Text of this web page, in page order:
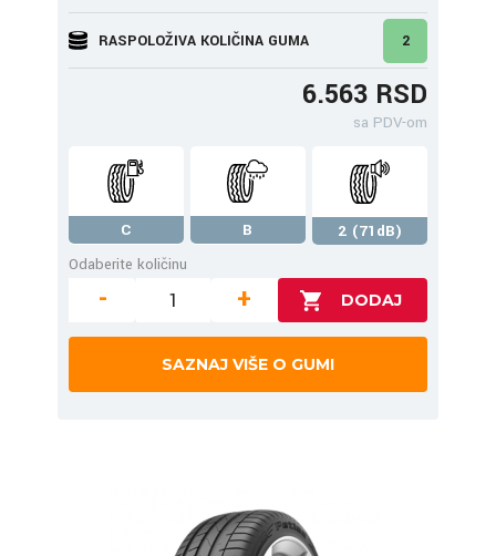
RASPOLOŽIVA KOLIČINA GUMA 2
6.563 RSD
sa PDV-om
C B
2 (71dB)
Odaberite količinu
- +
SAZNAJ VIŠE O GUMI